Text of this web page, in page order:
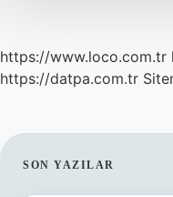
https://www.loco.com.tr
https://datpa.com.tr
SIDEBAR
SON YAZILAR